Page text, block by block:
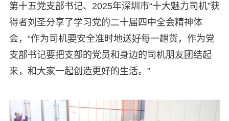
第十五党支部书记、2025年深圳市“十大魅力司机”获
得者刘圣分享了学习党的二十届四中全会精神体
会，“作为司机要安全准时地送好每一趟货，作为党
支部书记要把支部的党员和身边的司机朋友团结起
来，和大家一起创造更好的生活。”